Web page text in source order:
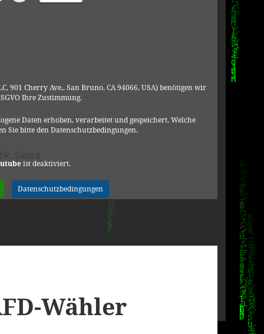
901 Cherry Ave., San Bruno, CA 94066, USA) benötigen wir
Ihre Zustimmung.
Daten erhoben, verarbeitet und gespeichert. Welche
Sie bitte den Datenschutzbedingungen.
ist deaktiviert.
Datenschutzbedingungen
2016
Wähler